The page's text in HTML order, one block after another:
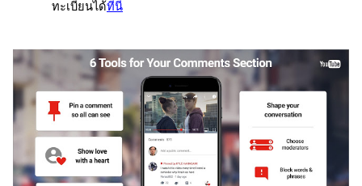
ทะเบียนได้ที่นี่